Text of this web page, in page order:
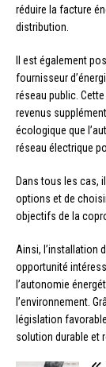
réduire la facture
distribution.
Il est également
fournisseur
réseau public.
revenus
écologique que
réseau électrique
Dans tous les cas,
options et de
objectifs de la
Ainsi, l’installation
opportunité
l’autonomie
l’environnement.
législation
solution durable et